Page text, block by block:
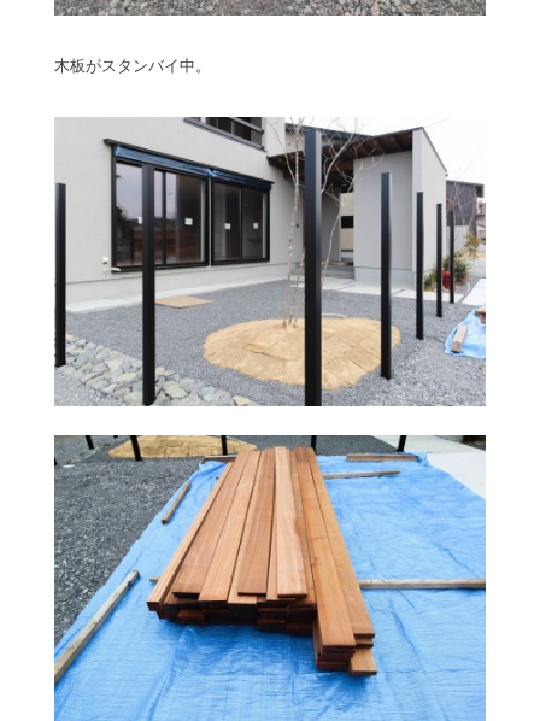
木板がスタンバイ中。